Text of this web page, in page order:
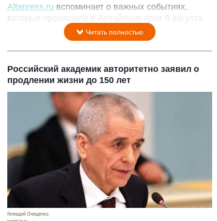
Altapress.ru вспоминает о важных событиях,
которые произошли в Алтайском крае 9 августа.
Читать полностью
Российский академик авторитетно заявил о
продлении жизни до 150 лет
Геннадий Онищенко.